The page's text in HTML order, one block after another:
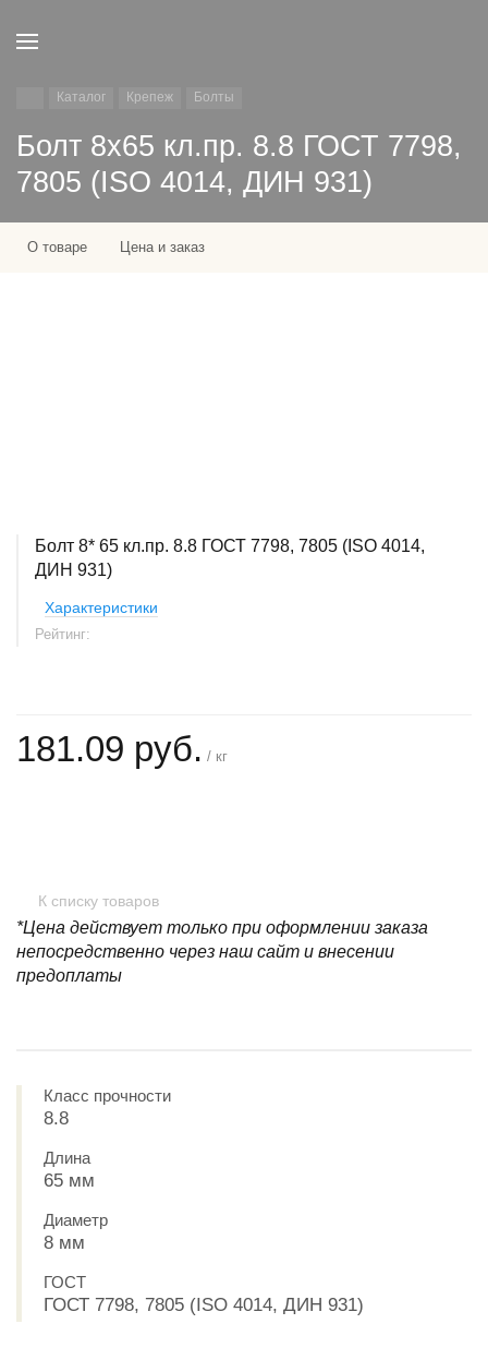
Каталог Крепеж Болты
Болт 8х65 кл.пр. 8.8 ГОСТ 7798,
7805 (ISO 4014, ДИН 931)
О товаре Цена и заказ
Болт 8* 65 кл.пр. 8.8 ГОСТ 7798, 7805 (ISO 4014,
ДИН 931)
Характеристики
Рейтинг:
181.09 руб. / кг
К списку товаров
*Цена действует только при оформлении заказа
непосредственно через наш сайт и внесении
предоплаты
Класс прочности
8.8
Длина
65 мм
Диаметр
8 мм
ГОСТ
ГОСТ 7798, 7805 (ISO 4014, ДИН 931)